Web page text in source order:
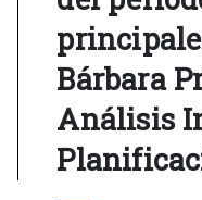
Bárbara
Análisis